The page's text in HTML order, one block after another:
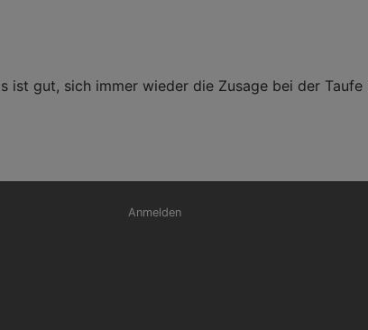
ist gut, sich immer wieder die Zusage bei der Taufe
Benutzermenü
Anmelden